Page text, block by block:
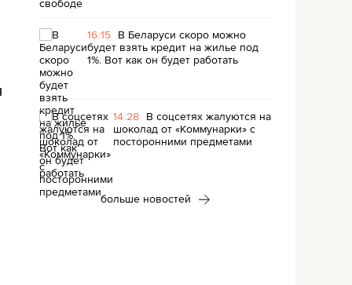
16:15 В Беларуси скоро можно
будет взять кредит на жилье под
1%. Вот как он будет работать
14:28 В соцсетях жалуются на
шоколад от «Коммунарки» с
посторонними предметами
больше новостей